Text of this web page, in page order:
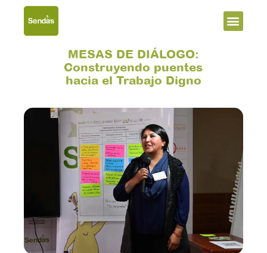
Menu
MESAS DE DIÁLOGO:
Construyendo puentes
hacia el Trabajo Digno